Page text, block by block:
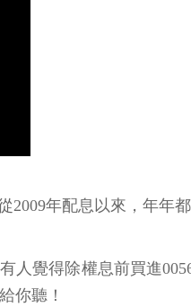
年配息以來，年年
人覺得除權息前買進
你聽！